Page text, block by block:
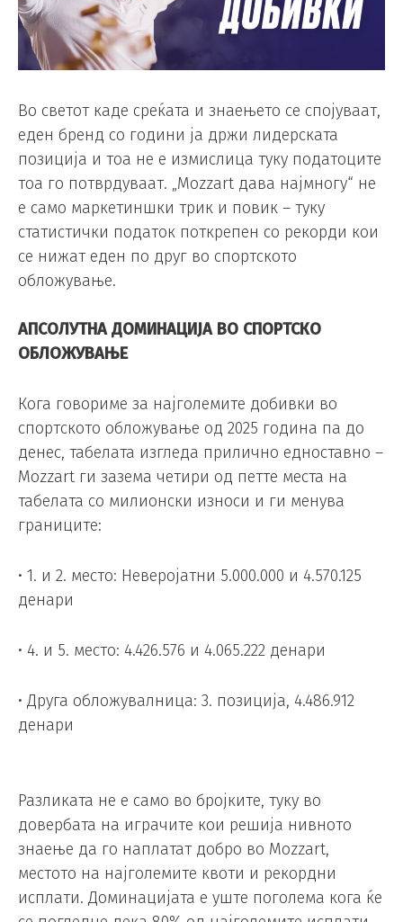
Во светот каде среќата и знаењето се спојуваат,
еден бренд со години ја држи лидерската
позиција и тоа не е измислица туку податоците
тоа го потврдуваат. „Mozzart дава најмногу“ не
е само маркетиншки трик и повик – туку
статистички податок поткрепен со рекорди кои
се нижат еден по друг во спортското
обложување.
АПСОЛУТНА ДОМИНАЦИЈА ВО СПОРТСКО
ОБЛОЖУВАЊЕ
Кога говориме за најголемите добивки во
спортското обложување од 2025 година па до
денес, табелата изгледа прилично едноставно –
Mozzart ги зазема четири од петте места на
табелата со милионски износи и ги менува
границите:
• 1. и 2. место: Неверојатни 5.000.000 и 4.570.125
денари
• 4. и 5. место: 4.426.576 и 4.065.222 денари
• Друга обложувалница: 3. позиција, 4.486.912
денари
Разликата не е само во бројките, туку во
довербата на играчите кои решија нивното
знаење да го наплатат добро во Mozzart,
местото на најголемите квоти и рекордни
исплати. Доминацијата е уште поголема кога ќе